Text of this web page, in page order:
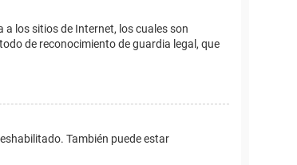
a los sitios de Internet, los cuales son
de reconocimiento de guardia legal, que
También puede estar